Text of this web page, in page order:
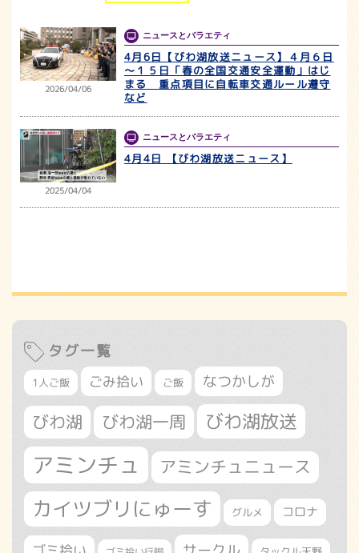
2026/04/06
ニュースとバラエティ
4月6日【びわ湖放送ニュース】４月６日
～１５日「春の全国交通安全運動」はじ
まる 重点項目に自転車交通ルール遵守
など
2025/04/04
ニュースとバラエティ
4月4日 【びわ湖放送ニュース】
タグ一覧
1人ご飯 ごみ拾い ご飯 なつかしが
びわ湖 びわ湖一周 びわ湖放送
アミンチュ アミンチュニュース
カイツブリにゅーす グルメ コロナ